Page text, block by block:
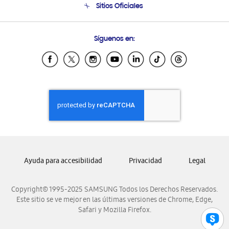
Condiciones de Compra
Soporte vía eMail
Sitios Oficiales
Samsung Ecuador
Samsung El Salvador
Samsung Honduras
Samsung Nicaragua
Samsung Panamá
Samsung Venezuela
Síguenos en:
Copyright© 1995-2025 SAMSUNG Todos los Derechos Reservados.
Este sitio se ve mejor en las últimas versiones de Chrome, Edge,
Safari y Mozilla Firefox.
Ayuda para accesibilidad Privacidad Legal